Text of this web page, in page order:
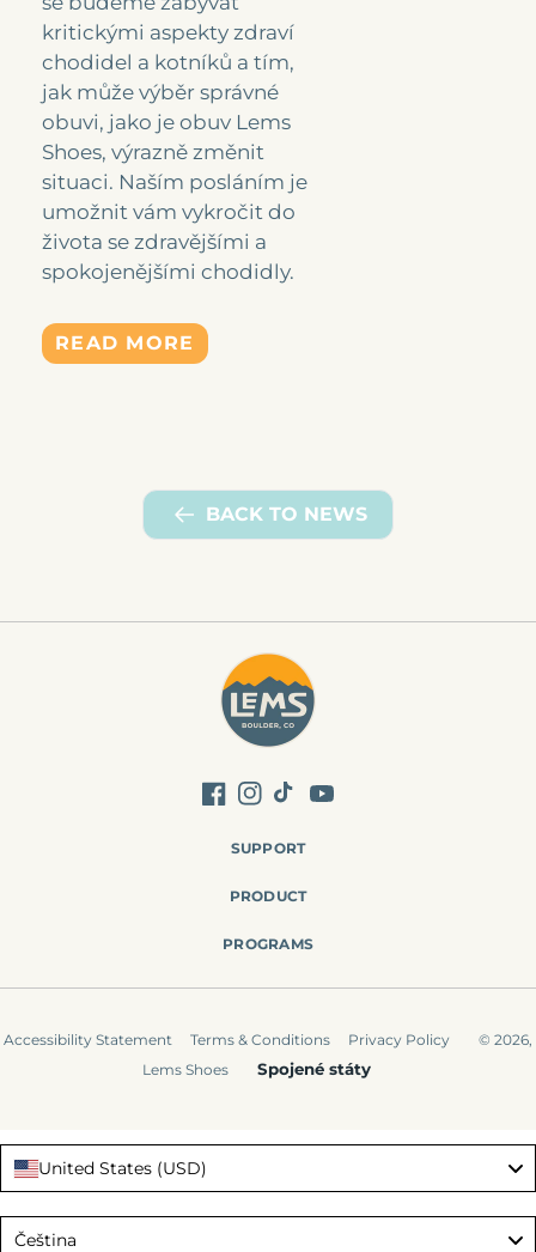
kritickými aspekty zdraví
chodidel a kotníků a tím,
jak může výběr správné
obuvi, jako je obuv Lems
Shoes, výrazně změnit
situaci. Naším posláním je
umožnit vám vykročit do
života se zdravějšími a
spokojenějšími chodidly.
READ MORE
BACK TO NEWS
Facebook
Instagram
TikTokYouTube
SUPPORT
PRODUCT
PROGRAMS
Accessibility Statement Terms & Conditions Privacy Policy
© 2026,
Lems Shoes
Spojené státy
United States (USD)
Language
Čeština